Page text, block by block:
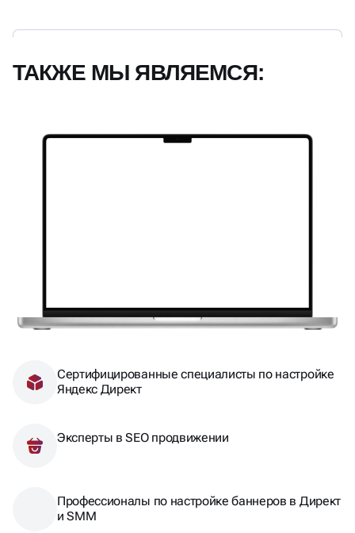
ТАКЖЕ МЫ ЯВЛЯЕМСЯ:
Сертифицированные специалисты по настройке
Яндекс Директ
Эксперты в SEO продвижении
Профессионалы по настройке баннеров в Директ
и SMM